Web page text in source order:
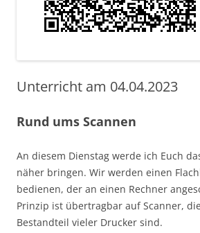
Unterricht am 04.04.2023
Rund ums Scannen
An diesem Dienstag werde ich Euch
näher bringen. Wir werden einen
bedienen, der an einen Rechner
Prinzip ist übertragbar auf Scanner,
Bestandteil vieler Drucker sind.